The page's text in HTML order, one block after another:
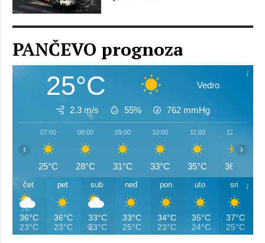
PANČEVO prognoza
25°C Vedro
2.3 m/s 55% 762 mmHg
07:00
25°C
08:00
28°C
09:00
31°C
10:00
33°C
11:00
35°C
12:00
36°C
‹ ›
čet
36°C
23°C
pet
36°C
23°C
sub
33°C
23°C
ned
33°C
25°C
pon
34°C
23°C
uto
35°C
24°C
sri
37°C
25°C